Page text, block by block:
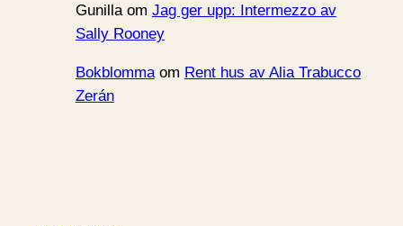
Gunillaom Jag ger upp: Intermezzo av
Sally Rooney
Bokblommaom Rent hus av Alia Trabucco
Zerán